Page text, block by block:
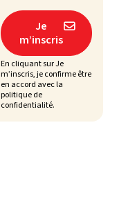
Je
m’inscris

En cliquant sur Je
m’inscris, je confirme être
en accord avec la
politique de
confidentialité.